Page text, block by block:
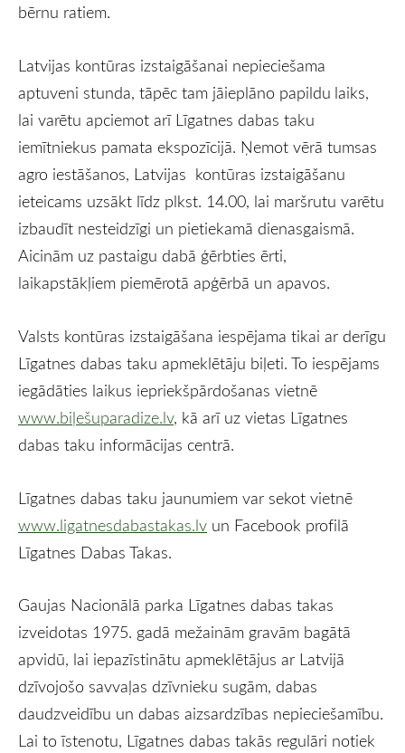
bērnu ratiem.
Latvijas kontūras izstaigāšanai nepieciešama
aptuveni stunda, tāpēc tam jāieplāno papildu laiks,
lai varētu apciemot arī Līgatnes dabas taku
iemītniekus pamata ekspozīcijā. Ņemot vērā tumsas
agro iestāšanos, Latvijas kontūras izstaigāšanu
ieteicams uzsākt līdz plkst. 14.00, lai maršrutu varētu
izbaudīt nesteidzīgi un pietiekamā dienasgaismā.
Aicinām uz pastaigu dabā ģērbties ērti,
laikapstākļiem piemērotā apģērbā un apavos.
Valsts kontūras izstaigāšana iespējama tikai ar derīgu
Līgatnes dabas taku apmeklētāju biļeti. To iespējams
iegādāties laikus iepriekšpārdošanas vietnē
www.biļešuparadize.lv, kā arī uz vietas Līgatnes
dabas taku informācijas centrā.
Līgatnes dabas taku jaunumiem var sekot vietnē
www.ligatnesdabastakas.lv un Facebook profilā
Līgatnes Dabas Takas.
Gaujas Nacionālā parka Līgatnes dabas takas
izveidotas 1975. gadā mežainām gravām bagātā
apvidū, lai iepazīstinātu apmeklētājus ar Latvijā
dzīvojošo savvaļas dzīvnieku sugām, dabas
daudzveidību un dabas aizsardzības nepieciešamību.
Lai to īstenotu, Līgatnes dabas takās regulāri notiek